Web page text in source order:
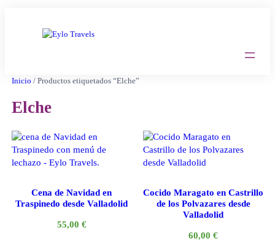
Inicio / Productos etiquetados “Elche”
Elche
Cena de Navidad en
Traspinedo desde Valladolid
55,00 €
Cocido Maragato en Castrillo
de los Polvazares desde
Valladolid
60,00€